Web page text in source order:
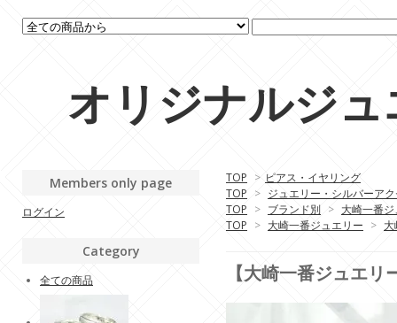
オリジナルジ
TOP > ピアス・イヤリング
TOP > ジュエリー・シルバーア
TOP > ブランド別 > 大崎一番
TOP > 大崎一番ジュエリー >
【大崎一番ジュエ
Members only page
ログイン
Category
全ての商品